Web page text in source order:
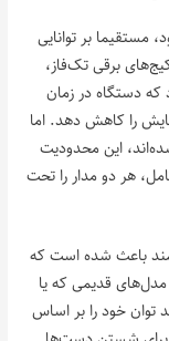
بر توانایی
برقی تک‌فاز،
دستگاه در زمان
را کاهش دهد. اما
این محدودیت
هر دو مدار را تحت
و هوشمند باعث شده است که
قدیمی که یا
توان خود را بر اساس